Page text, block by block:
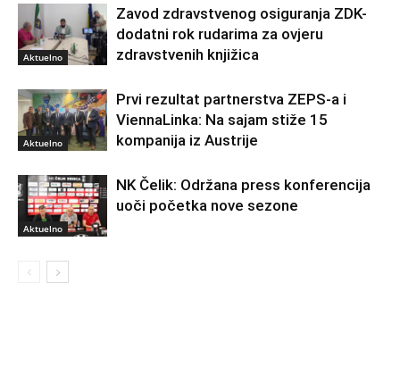
Aktuelno
Zavod zdravstvenog osiguranja ZDK-
dodatni rok rudarima za ovjeru
zdravstvenih knjižica
Aktuelno
Prvi rezultat partnerstva ZEPS-a i
ViennaLinka: Na sajam stiže 15
kompanija iz Austrije
Aktuelno
NK Čelik: Održana press konferencija
uoči početka nove sezone